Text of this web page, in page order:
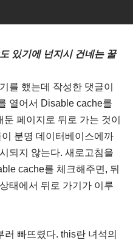
있기에 넌지시 건네는 꿀
를 했는데 작성한 댓글이
열어서 Disable cache를
페이지로 뒤로 가는 것이
분명 데이터베이스에까
되지 않는다. 새로고침을
cache를 체크해주면, 뒤
태에서 뒤로 가기가 이루
빠뜨렸다. this란 녀석의